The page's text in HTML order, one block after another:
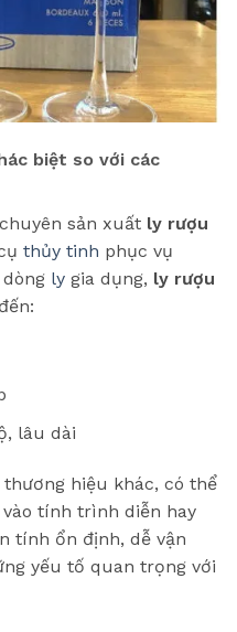
biệt so với các
sản xuất ly rượu
thủy tinh phục vụ
ly gia dụng, ly rượu
lâu dài
hiệu khác, có thể
tính trình diễn hay
tính ổn định, dễ vận
yếu tố quan trọng với